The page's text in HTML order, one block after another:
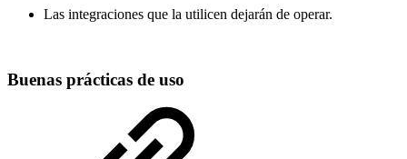
Las integraciones que la utilicen dejarán de operar.
Buenas prácticas de uso